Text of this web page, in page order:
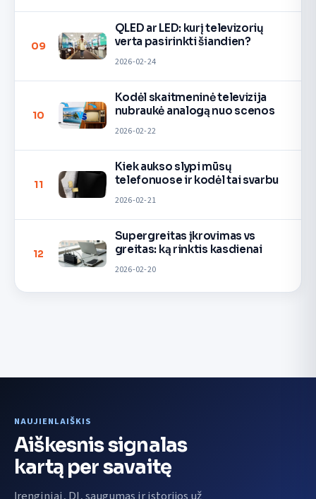
09
QLED ar LED: kurį televizorių
verta pasirinkti šiandien?
2026-02-24
10
Kodėl skaitmeninė televizija
nubraukė analogą nuo scenos
2026-02-22
11
Kiek aukso slypi mūsų
telefonuose ir kodėl tai svarbu
2026-02-21
12
Supergreitas įkrovimas vs
greitas: ką rinktis kasdienai
2026-02-20
NAUJIENLAIŠKIS
Aiškesnis signalas
kartą per savaitę